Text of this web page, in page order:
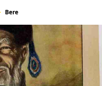
Bere